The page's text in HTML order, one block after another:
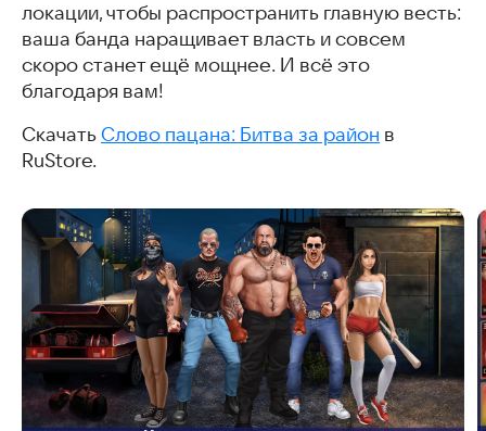
локации, чтобы распространить главную весть:
ваша банда наращивает власть и совсем
скоро станет ещё мощнее. И всё это
благодаря вам!
Скачать Слово пацана: Битва за район в
RuStore.